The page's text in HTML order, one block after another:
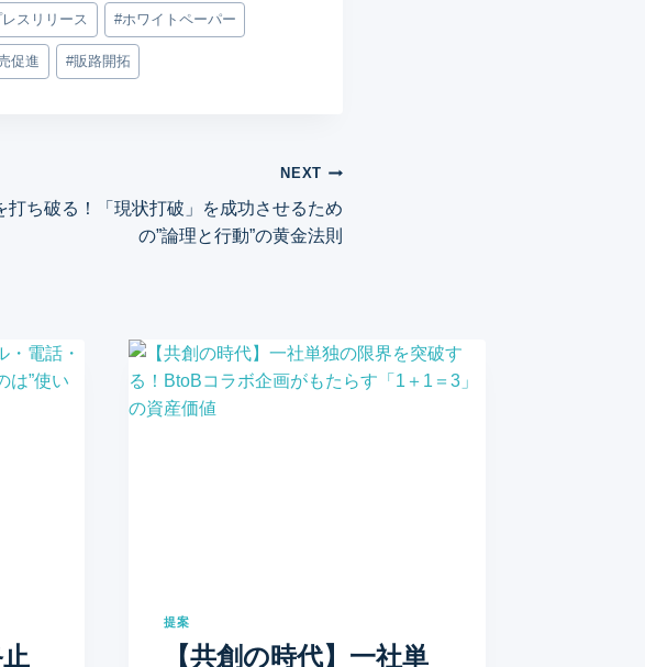
スリリース #ホワイトペーパー
促進 #販路開拓
NEXT
打ち破る！「現状打破」を成功させるため
の”論理と行動”の黄金法則
提案
【共創の時代】一社単